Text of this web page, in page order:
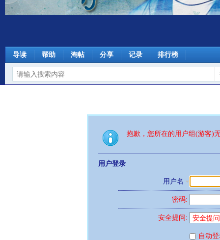
导读 帮助 淘帖 分享 记录 排行榜
抱歉，您所在的用户组(游客)
用户登录
用户名
密码:
安全提问:
自动